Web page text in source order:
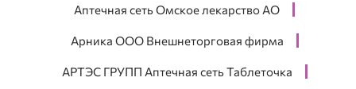
Аптечная сеть Омское лекарство АО
Арника ООО Внешнеторговая фирма
АРТЭС ГРУПП Аптечная сеть Таблеточка